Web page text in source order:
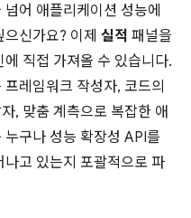
어 애플리케이션 성능에
신가요? 이제 실적 패널을
직접 가져올 수 있습니다.
레임워크 작성자, 코드의
, 맞춤 계측으로 복잡한 애
구나 성능 확장성 API를
고 있는지 포괄적으로 파